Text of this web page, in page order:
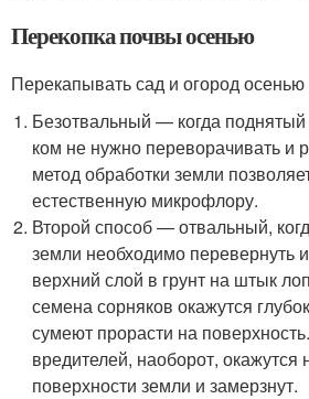
Перекопка почвы осенью
Перекапывать сад и огород
Безотвальный — когда
ком не нужно переворачивать и
метод обработки земли
естественную микрофлору.
Второй способ — отвальный,
земли необходимо перевернуть
верхний слой в грунт на штык
семена сорняков окажутся
сумеют прорасти на
вредителей, наоборот, окажутся
поверхности земли и замерзнут.